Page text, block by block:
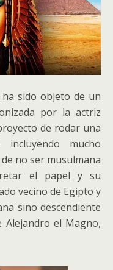
sido objeto de un
por la actriz
de rodar una
mucho
no ser musulmana
el papel y su
vecino de Egipto y
sino descendiente
el Magno,